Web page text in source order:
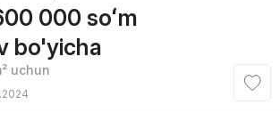
000 soʻm
bo'yicha
uchun